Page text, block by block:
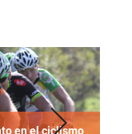
en el ciclismo